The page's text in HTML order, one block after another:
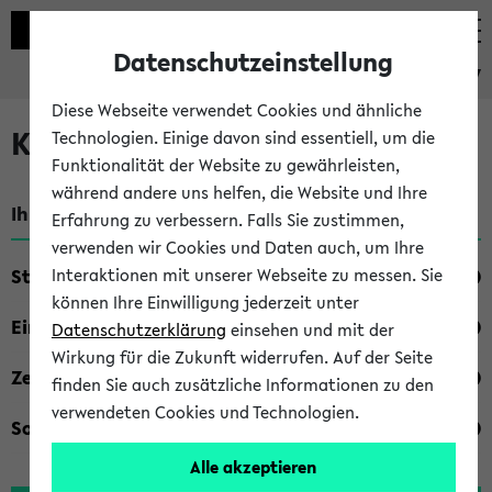
eKVV
Kombisuche im eKVV
Ihre Suchkriterien:
Studienfach
Einrichtung
Zeiten
Sonstiges
Datenschutzeinstellung
Diese Webseite verwendet Cookies und ähnliche
Technologien. Einige davon sind essentiell, um die
Funktionalität der Website zu gewährleisten,
während andere uns helfen, die Website und Ihre
Erfahrung zu verbessern. Falls Sie zustimmen,
verwenden wir Cookies und Daten auch, um Ihre
Interaktionen mit unserer Webseite zu messen. Sie
können Ihre Einwilligung jederzeit unter
Datenschutzerklärung einsehen und mit der
Wirkung für die Zukunft widerrufen. Auf der Seite
finden Sie auch zusätzliche Informationen zu den
verwendeten Cookies und Technologien.
Alle akzeptieren